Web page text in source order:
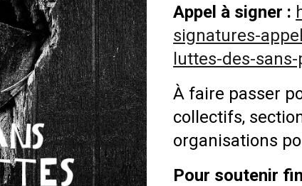
Appel à signer :
signatures-
luttes-des-
À faire passer
collectifs,
organisations
Pour soutenir